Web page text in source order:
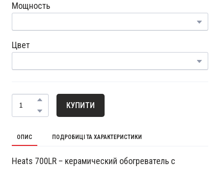
Мощность
Цвет
КУПИТИ
ОПИС ПОДРОБИЦІ ТА ХАРАКТЕРИСТИКИ
Heats 700LR – керамический обогреватель с